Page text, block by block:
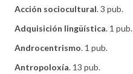
Acción sociocultural. 3 pub.
Adquisición lingüística. 1 pub.
Androcentrismo. 1 pub.
Antropoloxía. 13 pub.